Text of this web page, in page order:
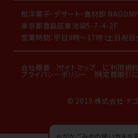
和洋菓子・デザート・食材卸
東京都豊島区東池袋5-7-4-2F
営業時間：平日9時～17時（土日祝日
会社概要 サイトマップ ご利用規約
プライバシーポリシー 特定商取引
© 2019 株式会社 ナ